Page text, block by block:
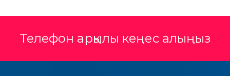
Телефон арқылы кеңес алыңыз